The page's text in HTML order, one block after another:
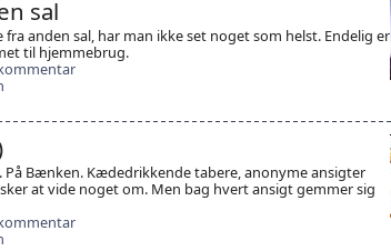
sal
fra anden sal, har man ikke set noget som helst. Endelig er
til hjemmebrug.
På Bænken. Kædedrikkende tabere, anonyme ansigter
at vide noget om. Men bag hvert ansigt gemmer sig